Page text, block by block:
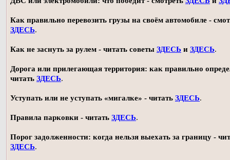
Как правильно перевозить грузы на своём автомобиле -
ЗДЕСЬ.
Как не заснуть за рулем - читать советы ЗДЕСЬ и ЗДЕСЬ.
Дорога или прилегающая территория: как правильно
читать ЗДЕСЬ.
Уступать или не уступать «мигалке» - читать ЗДЕСЬ.
Правила парковки - читать ЗДЕСЬ.
Порог задолженности: когда нельзя выехать за границу -
ЗДЕСЬ.